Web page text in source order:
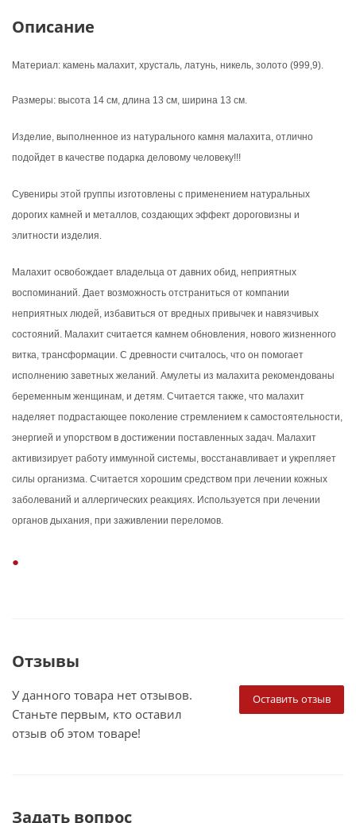
Описание
Материал: камень малахит, хрусталь, латунь, никель, золото (999,9).
Размеры: высота 14 см, длина 13 см, ширина 13 см.
Изделие, выполненное из натурального камня малахита, отлично
подойдет в качестве подарка деловому человеку!!!
Сувениры этой группы изготовлены с применением натуральных
дорогих камней и металлов, создающих эффект дороговизны и
элитности изделия.
Малахит освобождает владельца от давних обид, неприятных
воспоминаний. Дает возможность отстраниться от компании
неприятных людей, избавиться от вредных привычек и навязчивых
состояний. Малахит считается камнем обновления, нового жизненного
витка, трансформации. С древности считалось, что он помогает
исполнению заветных желаний. Амулеты из малахита рекомендованы
беременным женщинам, и детям. Считается также, что малахит
наделяет подрастающее поколение стремлением к самостоятельности,
энергией и упорством в достижении поставленных задач. Малахит
активизирует работу иммунной системы, восстанавливает и укрепляет
силы организма. Считается хорошим средством при лечении кожных
заболеваний и аллергических реакциях. Используется при лечении
органов дыхания, при заживлении переломов.
Отзывы
Оставить отзыв
У данного товара нет отзывов.
Станьте первым, кто оставил
отзыв об этом товаре!
Задать вопрос